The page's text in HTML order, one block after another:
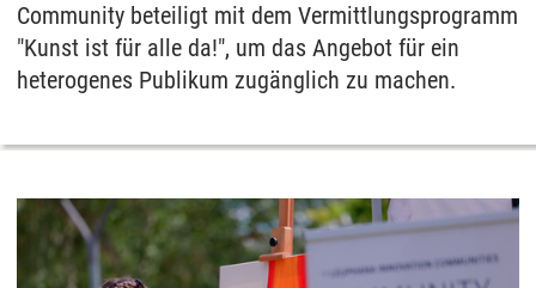
Community beteiligt mit dem Vermittlungsprogramm
"Kunst ist für alle da!", um das Angebot für ein
heterogenes Publikum zugänglich zu machen.